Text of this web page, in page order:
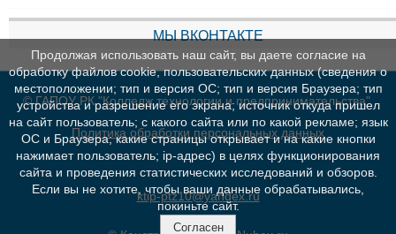
МЫ ВКОНТАКТЕ
© ГАПОУ РК "Колледж технологии и предпринимательства"
Политика обработки персональных данных
ktip-ptz10@yandex.ru
Продолжая использовать наш сайт, вы даете согласие на
обработку файлов cookie, пользовательских данных (сведения о
местоположении; тип и версия ОС; тип и версия Браузера; тип
устройства и разрешение его экрана; источник откуда пришел
на сайт пользователь; с какого сайта или по какой рекламе; язык
ОС и Браузера; какие страницы открывает и на какие кнопки
нажимает пользователь; ip-адрес) в целях функционирования
сайта и проведения статистических исследований и обзоров.
Если вы не хотите, чтобы ваши данные обрабатывались,
покиньте сайт.
Согласен